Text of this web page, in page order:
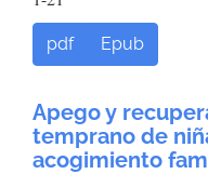
pdf Epub
Apego y
temprano de
acogimiento